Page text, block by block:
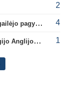
2
Argentinos federacijos prezidentas C. Tapia negailėjo pagyrų G. Infantino 4
Oficialu: „Leeds“ už rekordinę klubui sumą įsigijo Anglijos rinktinės vartininką 1